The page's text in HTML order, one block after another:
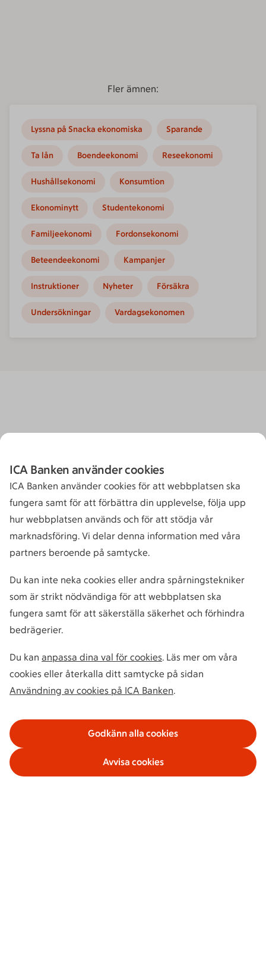
Fler ämnen:
Lyssna på Snacka ekonomiska Sparande
Ta lån Boendeekonomi Reseekonomi
Hushållsekonomi Konsumtion
Ekonominytt Studentekonomi
Familjeekonomi Fordonsekonomi
Beteendeekonomi Kampanjer
Instruktioner Nyheter Försäkra
Undersökningar Vardagsekonomen
ICA Banken använder cookies
ICA Banken använder cookies för att webbplatsen ska
fungera samt för att förbättra din upplevelse, följa upp
hur webbplatsen används och för att stödja vår
marknadsföring. Vi delar denna information med våra
partners beroende på samtycke.
Du kan inte neka cookies eller andra spårningstekniker
som är strikt nödvändiga för att webbplatsen ska
fungera samt för att säkerställa säkerhet och förhindra
bedrägerier.
Du kan anpassa dina val för cookies. Läs mer om våra
cookies eller återkalla ditt samtycke på sidan
Användning av cookies på ICA Banken.
Godkänn alla cookies
Avvisa cookies